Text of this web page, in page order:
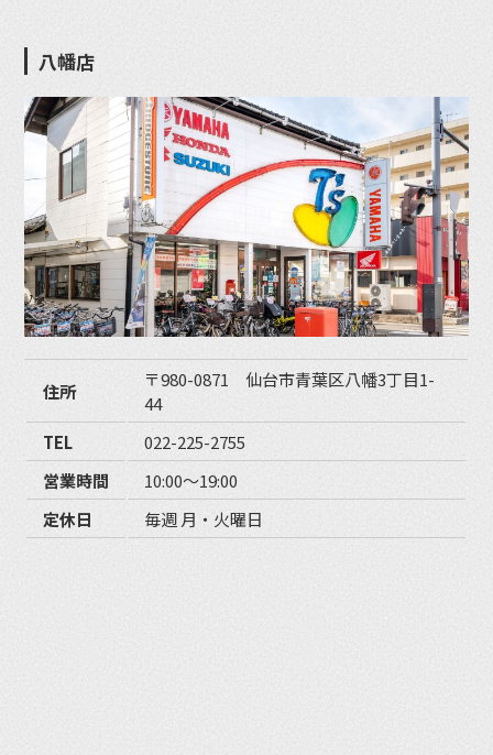
八幡店
住所
〒980-0871 仙台市青葉区八幡3丁目1-
44
TEL
022-225-2755
営業時間
10:00〜19:00
定休日
毎週 月・火曜日